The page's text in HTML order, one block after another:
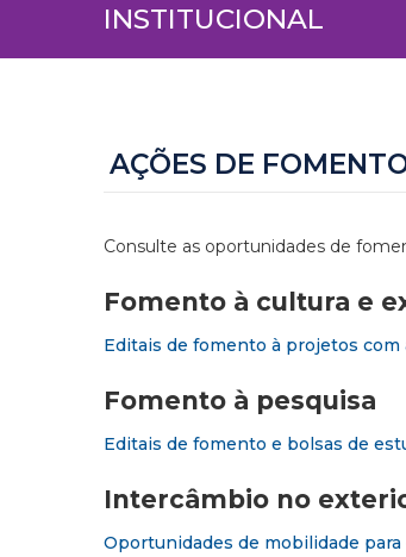
INSTITUCIONAL
AÇÕES DE
Consulte as oportunidades de
Fomento à cultura e
Editais de fomento à projetos
Fomento à pesquisa
Editais de fomento e bolsas de
Intercâmbio no
Oportunidades de mobilidade